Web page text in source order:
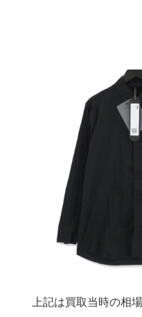
上記は買取当時の相